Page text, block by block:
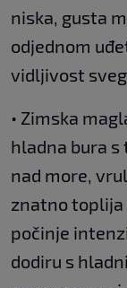
niska, gusta
odjednom
vidljivost
• Zimska
hladna bura
nad more,
znatno toplija
počinje
dodiru s